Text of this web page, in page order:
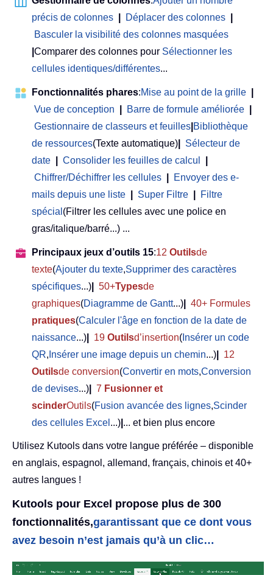
précis de colonnes
Déplacer des colonnes
Basculer la visibilité des colonnes masquées
Comparer des colonnes pour Sélectionner les
cellules identiques/différentes...
Fonctionnalités phares:Mise au point de la grille
Vue de conception
Barre de formule améliorée
Gestionnaire de classeurs et feuilles Bibliothèque
de ressources(Texte automatique)
Sélecteur de
date
Consolider les feuilles de calcul
Chiffrer/Déchiffrer les cellules
Envoyer des e-
mails depuis une liste
Super Filtre
Filtre
spécial (Filtrer les cellules avec une police en
gras/italique/barré...) ...
Principaux jeux d’outils 15:12 Outilsde
texte(Ajouter du texte,Supprimer des caractères
spécifiques...) 50+Typesde
graphiques(Diagramme de Gantt...)
40+ Formules
pratiques(Calculer l'âge en fonction de la date de
naissance...) 19 Outilsd’insertion( Insérer un code
QR, Insérer une image depuis un chemin...)
12
Outilsde conversion(Convertir en mots,Conversion
de devises...) 7 Fusionner et
scinderOutils(Fusion avancée des lignes,Scinder
des cellules Excel ...) ... et bien plus encore
Utilisez Kutools dans votre langue préférée – disponible
en anglais, espagnol, allemand, français, chinois et 40+
autres langues !
Kutools pour Excel propose plus de 300
fonctionnalités,garantissant que ce dont vous
avez besoin n’est jamais qu’à un clic…